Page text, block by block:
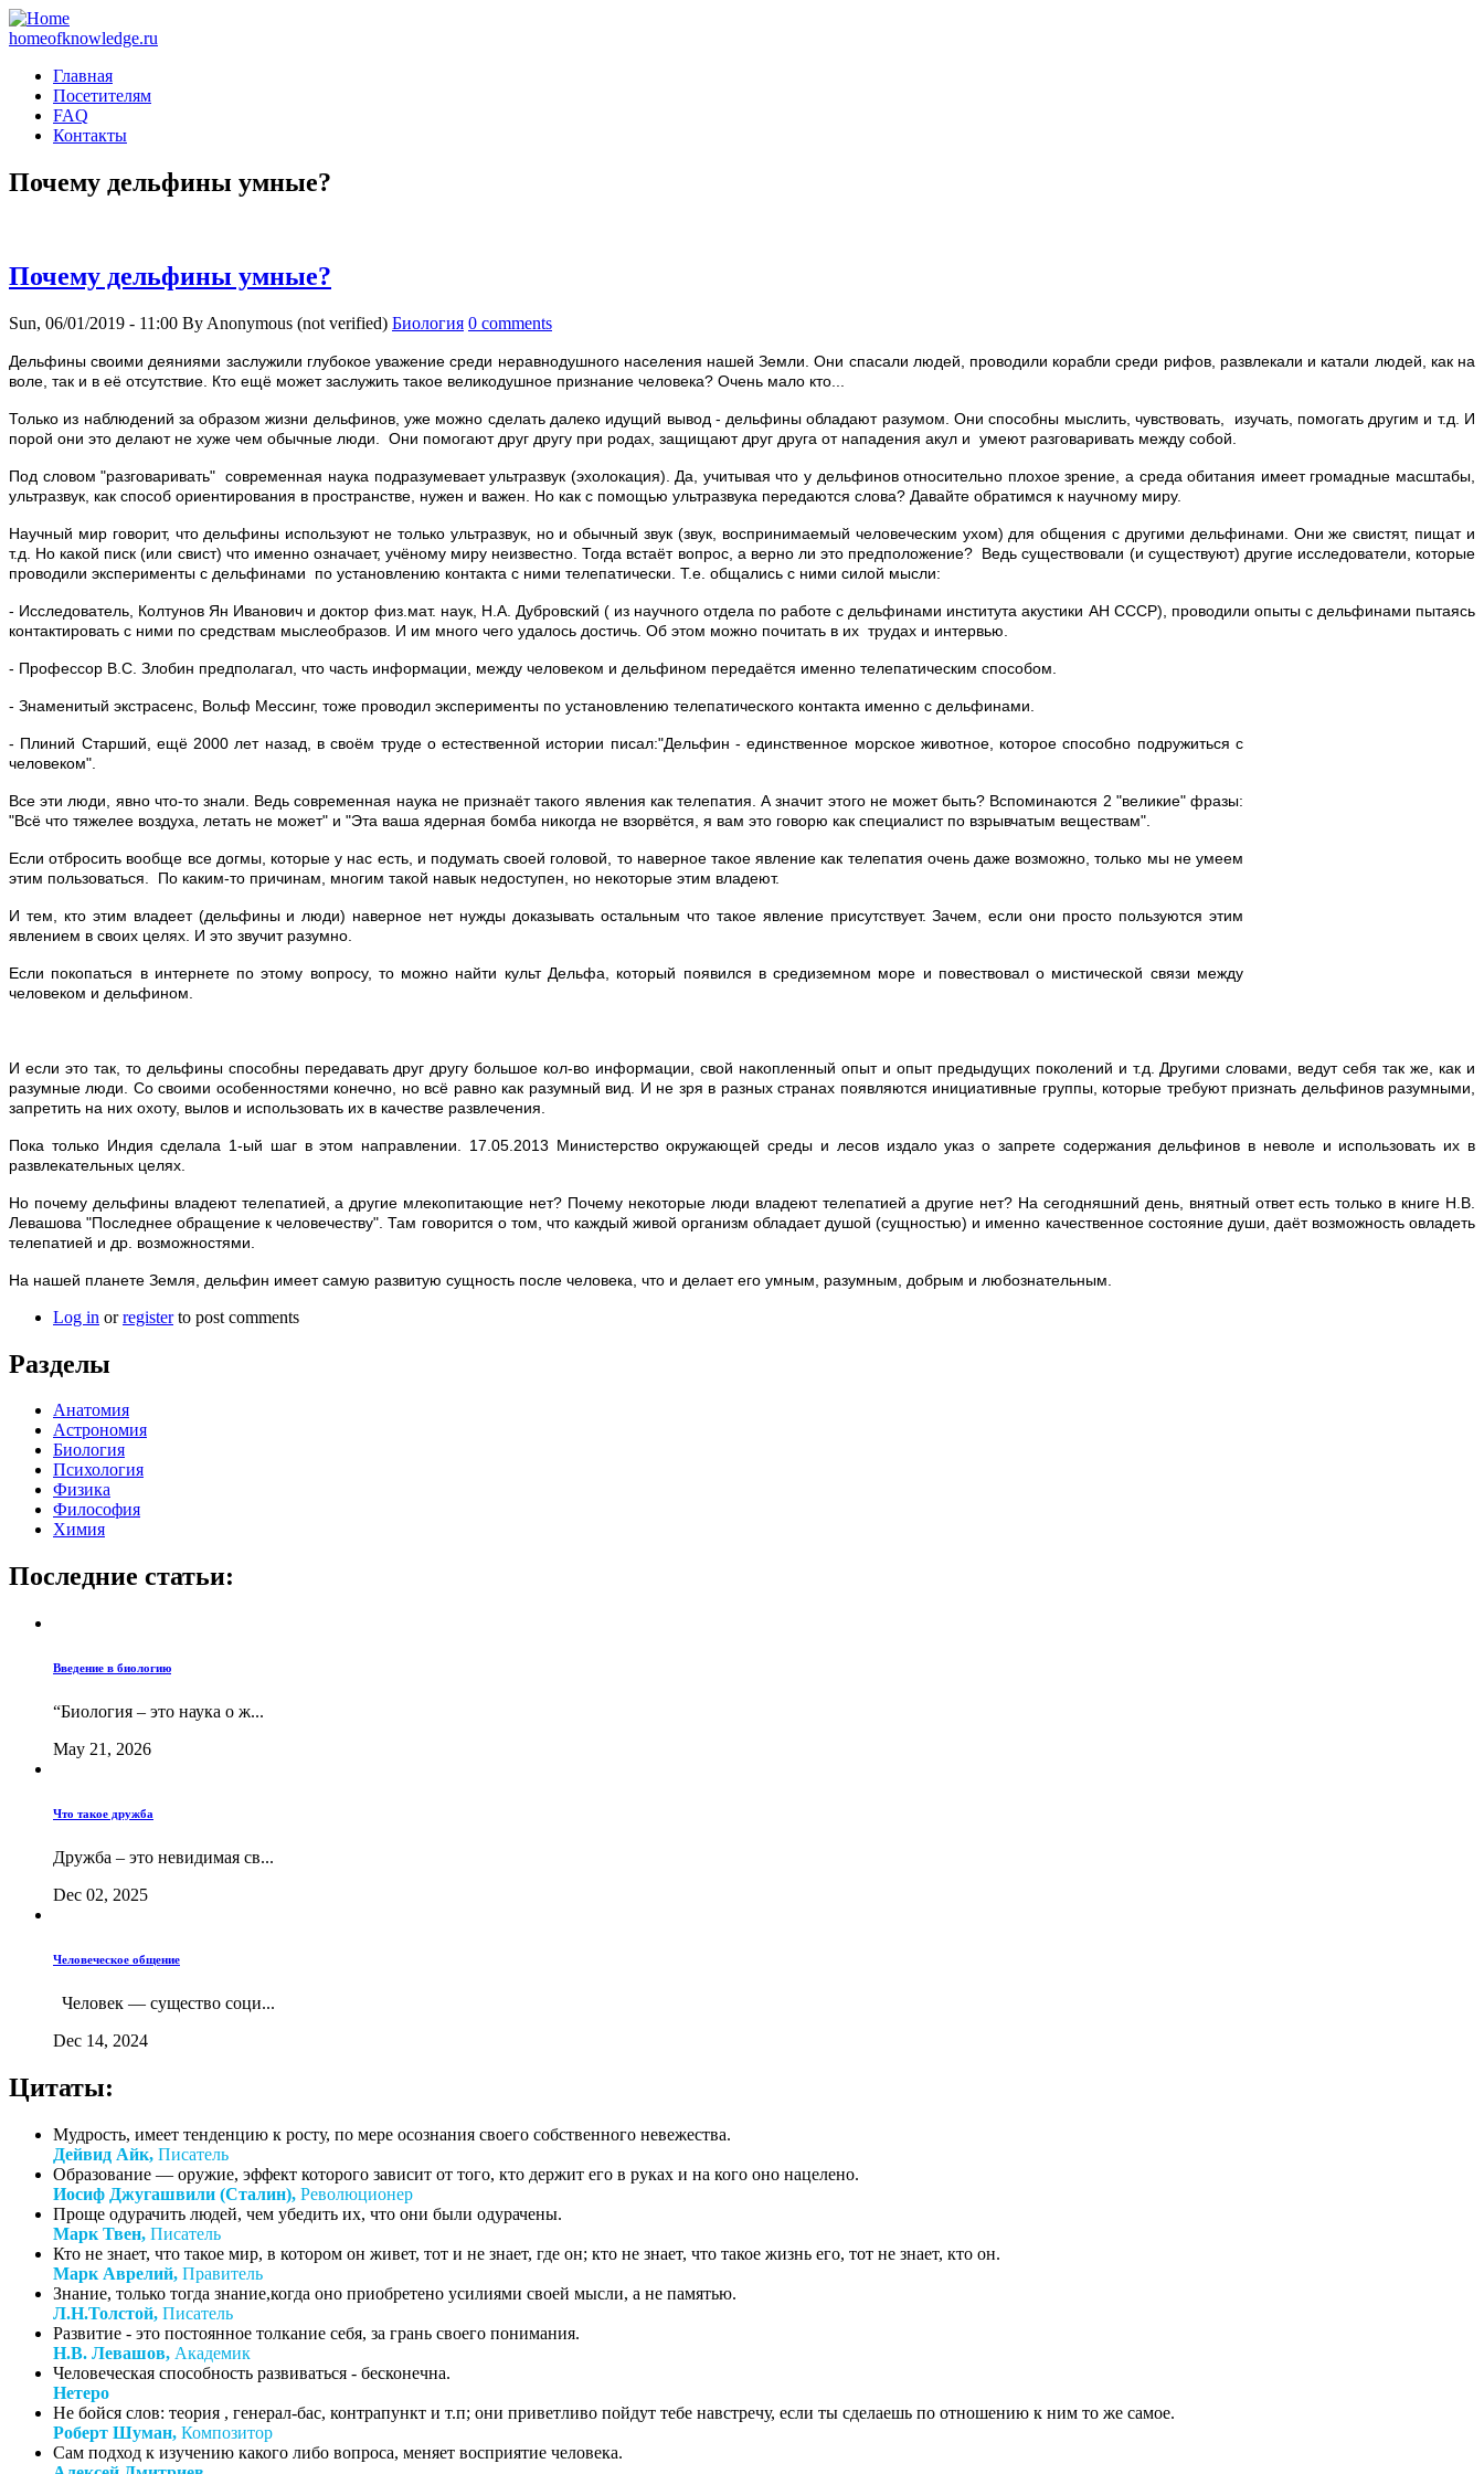
homeofknowledge.ru
Главная
Посетителям
FAQ
Контакты
Почему дельфины умные?
Почему дельфины умные?
Sun, 06/01/2019 - 11:00 By Anonymous (not verified) Биология 0 comments
Дельфины своими деяниями заслужили глубокое уважение среди неравнодушного населения нашей Земли. Они спасали людей, проводили корабли среди рифов, развлекали и катали людей, как на
воле, так и в её отсутствие. Кто ещё может заслужить такое великодушное признание человека? Очень мало кто...
Только из наблюдений за образом жизни дельфинов, уже можно сделать далеко идущий вывод - дельфины обладают разумом. Они способны мыслить, чувствовать, изучать, помогать другим и т.д. И
порой они это делают не хуже чем обычные люди. Они помогают друг другу при родах, защищают друг друга от нападения акул и умеют разговаривать между собой.
Под словом "разговаривать" современная наука подразумевает ультразвук (эхолокация). Да, учитывая что у дельфинов относительно плохое зрение, а среда обитания имеет громадные масштабы,
ультразвук, как способ ориентирования в пространстве, нужен и важен. Но как с помощью ультразвука передаются слова? Давайте обратимся к научному миру.
Научный мир говорит, что дельфины используют не только ультразвук, но и обычный звук (звук, воспринимаемый человеческим ухом) для общения с другими дельфинами. Они же свистят, пищат и
т.д. Но какой писк (или свист) что именно означает, учёному миру неизвестно. Тогда встаёт вопрос, а верно ли это предположение? Ведь существовали (и существуют) другие исследователи, которые
проводили эксперименты с дельфинами по установлению контакта с ними телепатически. Т.е. общались с ними силой мысли:
- Исследователь, Колтунов Ян Иванович и доктор физ.мат. наук, Н.А. Дубровский ( из научного отдела по работе с дельфинами института акустики АН СССР), проводили опыты с дельфинами пытаясь
контактировать с ними по средствам мыслеобразов. И им много чего удалось достичь. Об этом можно почитать в их трудах и интервью.
- Профессор В.С. Злобин предполагал, что часть информации, между человеком и дельфином передаётся именно телепатическим способом.
- Знаменитый экстрасенс, Вольф Мессинг, тоже проводил эксперименты по установлению телепатического контакта именно с дельфинами.
- Плиний Старший, ещё 2000 лет назад, в своём труде о естественной истории писал:"Дельфин - единственное морское животное, которое способно подружиться с
человеком".
Все эти люди, явно что-то знали. Ведь современная наука не признаёт такого явления как телепатия. А значит этого не может быть? Вспоминаются 2 "великие" фразы:
"Всё что тяжелее воздуха, летать не может" и "Эта ваша ядерная бомба никогда не взорвётся, я вам это говорю как специалист по взрывчатым веществам".
Если отбросить вообще все догмы, которые у нас есть, и подумать своей головой, то наверное такое явление как телепатия очень даже возможно, только мы не умеем
этим пользоваться. По каким-то причинам, многим такой навык недоступен, но некоторые этим владеют.
И тем, кто этим владеет (дельфины и люди) наверное нет нужды доказывать остальным что такое явление присутствует. Зачем, если они просто пользуются этим
явлением в своих целях. И это звучит разумно.
Если покопаться в интернете по этому вопросу, то можно найти культ Дельфа, который появился в средиземном море и повествовал о мистической связи между
человеком и дельфином.
И если это так, то дельфины способны передавать друг другу большое кол-во информации, свой накопленный опыт и опыт предыдущих поколений и т.д. Другими словами, ведут себя так же, как и
разумные люди. Со своими особенностями конечно, но всё равно как разумный вид. И не зря в разных странах появляются инициативные группы, которые требуют признать дельфинов разумными,
запретить на них охоту, вылов и использовать их в качестве развлечения.
Пока только Индия сделала 1-ый шаг в этом направлении. 17.05.2013 Министерство окружающей среды и лесов издало указ о запрете содержания дельфинов в неволе и использовать их в
развлекательных целях.
Но почему дельфины владеют телепатией, а другие млекопитающие нет? Почему некоторые люди владеют телепатией а другие нет? На сегодняшний день, внятный ответ есть только в книге Н.В.
Левашова "Последнее обращение к человечеству". Там говорится о том, что каждый живой организм обладает душой (сущностью) и именно качественное состояние души, даёт возможность овладеть
телепатией и др. возможностями.
На нашей планете Земля, дельфин имеет самую развитую сущность после человека, что и делает его умным, разумным, добрым и любознательным.
Log in orregisterto post comments
Разделы
Анатомия
Астрономия
Биология
Психология
Физика
Философия
Химия
Последние статьи:
Введение в биологию
“Биология – это наука о ж...
May 21, 2026
Что такое дружба
Дружба – это невидимая св...
Dec 02, 2025
Человеческое общение
Человек — существо соци...
Dec 14, 2024
Цитаты:
Мудрость, имеет тенденцию к росту, по мере осознания своего собственного невежества.
Дейвид Айк, Писатель
Образование — оружие, эффект которого зависит от того, кто держит его в руках и на кого оно нацелено.
Иосиф Джугашвили (Сталин), Революционер
Проще одурачить людей, чем убедить их, что они были одурачены.
Марк Твен, Писатель
Кто не знает, что такое мир, в котором он живет, тот и не знает, где он; кто не знает, что такое жизнь его, тот не знает, кто он.
Марк Аврелий, Правитель
Знание, только тогда знание,когда оно приобретено усилиями своей мысли, а не памятью.
Л.Н.Толстой, Писатель
Развитие - это постоянное толкание себя, за грань своего понимания.
Н.В. Левашов, Академик
Человеческая способность развиваться - бесконечна.
Нетеро
Не бойся слов: теория , генерал-бас, контрапункт и т.п; они приветливо пойдут тебе навстречу, если ты сделаешь по отношению к ним то же самое.
Роберт Шуман, Композитор
Сам подход к изучению какого либо вопроса, меняет восприятие человека.